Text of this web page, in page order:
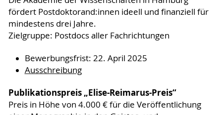
fördert Postdoktorand:innen ideell und finanziell für
mindestens drei Jahre.
Zielgruppe: Postdocs aller Fachrichtungen
Bewerbungsfrist: 22. April 2025
Ausschreibung
Publikationspreis „Elise-Reimarus-Preis“
Preis in Höhe von 4.000 € für die Veröffentlichung